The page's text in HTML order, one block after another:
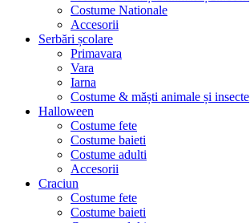
Costume Nationale
Accesorii
Serbări școlare
Primavara
Vara
Iarna
Costume & măști animale și insecte
Halloween
Costume fete
Costume baieti
Costume adulti
Accesorii
Craciun
Costume fete
Costume baieti